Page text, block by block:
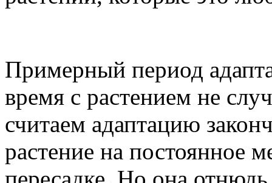
Примерный период
время с растением не
считаем адаптацию
растение на постоянное